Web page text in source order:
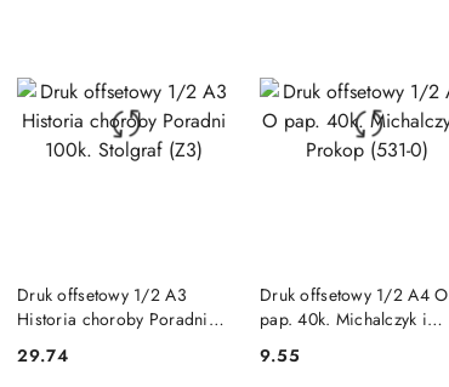
Druk offsetowy 1/2 A3
Historia choroby Poradni
Cena:
29.74
DO KOSZYKA
Druk offsetowy 1/2 A4 O
pap. 40k. Michalczyk i
Cena:
9.55
DO KOSZYKA